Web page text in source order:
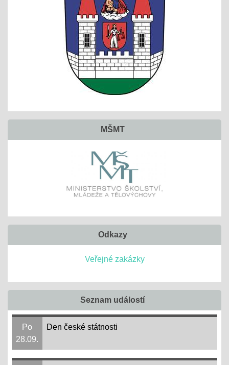
MŠMT
Odkazy
Veřejné zakázky
Seznam událostí
Po
28.09.
Den české státnosti